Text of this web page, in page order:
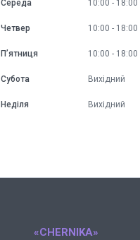
Середа 10:00 18:00
Четвер 10:00 18:00
Пʼятниця 10:00 18:00
Субота Вихідний
Неділя Вихідний
«CHERNIKA»